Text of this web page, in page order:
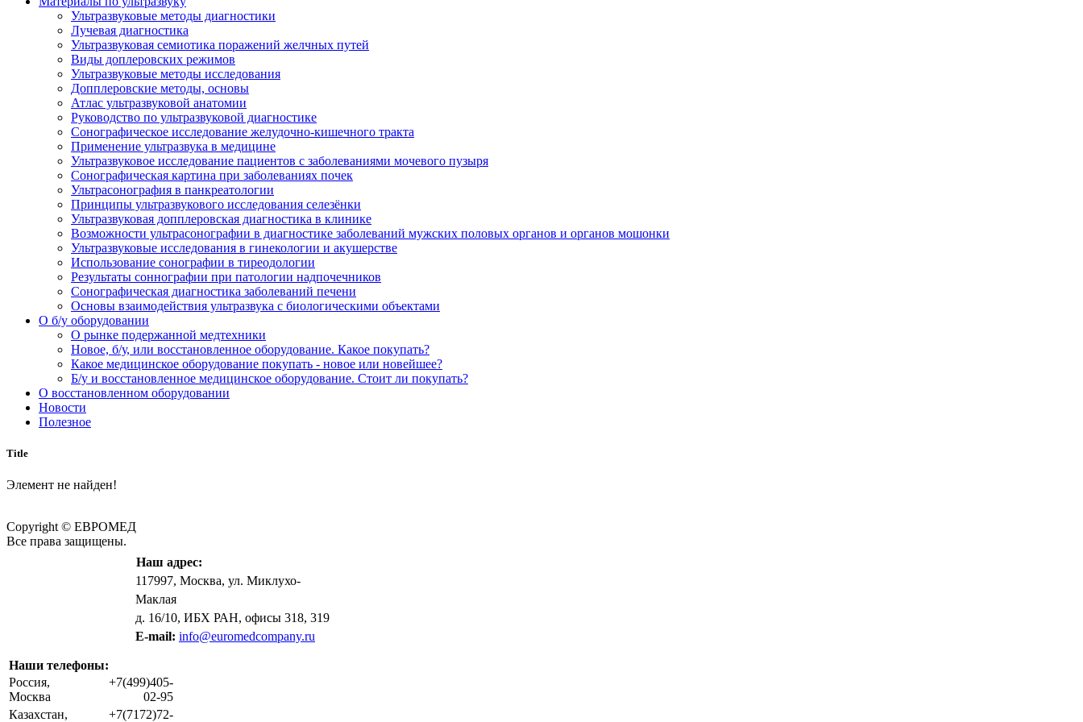
Ультразвуковые методы диагностики
Лучевая диагностика
Ультразвуковая семиотика поражений желчных путей
Виды доплеровских режимов
Ультразвуковые методы исследования
Допплеровские методы, основы
Атлас ультразвуковой анатомии
Руководство по ультразвуковой диагностике
Сонографическое исследование желудочно-кишечного тракта
Применение ультразвука в медицине
Ультразвуковое исследование пациентов с заболеваниями мочевого пузыря
Сонографическая картина при заболеваниях почек
Ультрасонография в панкреатологии
Принципы ультразвукового исследования селезёнки
Ультразвуковая допплеровская диагностика в клинике
Возможности ультрасонографии в диагностике заболеваний мужских половых органов и органов мошонки
Ультразвуковые исследования в гинекологии и акушерстве
Использование сонографии в тиреодологии
Результаты соннографии при патологии надпочечников
Сонографическая диагностика заболеваний печени
Основы взаимодействия ультразвука с биологическими объектами
O б/у оборудовании
О рынке подержанной медтехники
Новое, б/у, или восстановленное оборудование. Какое покупать?
Какое медицинское оборудование покупать - новое или новейшее?
Б/у и восстановленное медицинское оборудование. Стоит ли покупать?
О восстановленном оборудовании
Новости
Полезное
Title
Элемент не найден!
Copyright © ЕВРОМЕД
Все права защищены.
Наш адрес:
117997, Москва, ул. Миклухо-
Маклая
д. 16/10, ИБХ РАН, офисы 318, 319
E-mail: info@euromedcompany.ru
Наши телефоны:
Россия,
Москва
+7(499)405-
02-95
Казахстан,
+7(7172)72-